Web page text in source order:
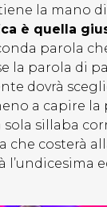
la mano
è quella
parola
la parola di
dovrà
a capire
sillaba
che costerà